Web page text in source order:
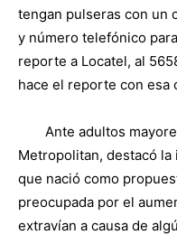
tengan pulseras con un
y número telefónico
reporte a Locatel, al
hace el reporte con esa
Ante adultos
Metropolitan, destacó
que nació como
preocupada por el
extravían a causa de